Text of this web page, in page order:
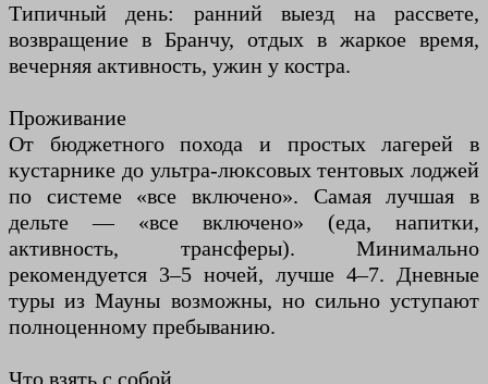
Типичный день: ранний выезд на рассвете,
возвращение в Бранчу, отдых в жаркое время,
вечерняя активность, ужин у костра.
Проживание
От бюджетного похода и простых лагерей в
кустарнике до ультра-люксовых тентовых лоджей
по системе «все включено». Самая лучшая в
дельте — «все включено» (еда, напитки,
активность, трансферы). Минимально
рекомендуется 3–5 ночей, лучше 4–7. Дневные
туры из Мауны возможны, но сильно уступают
полноценному пребыванию.
Что взять с собой